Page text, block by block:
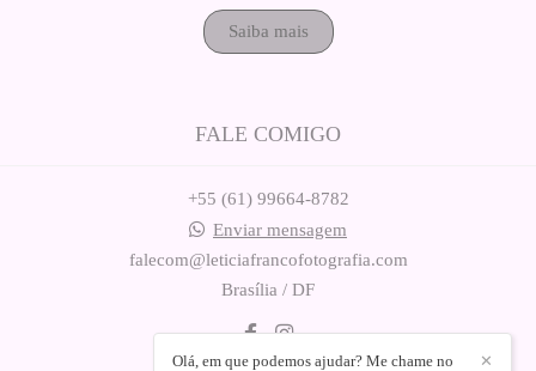
Saiba mais
FALE COMIGO
+55 (61) 99664-8782
Enviar mensagem
falecom@leticiafrancofotografia.com
Brasília / DF
✕
Olá, em que podemos ajudar? Me chame no